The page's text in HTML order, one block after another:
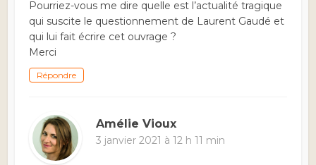
Pourriez-vous me dire quelle est l’actualité tragique
qui suscite le questionnement de Laurent Gaudé et
qui lui fait écrire cet ouvrage ?
Merci
Répondre
Amélie Vioux
3 janvier 2021 à 12 h 11 min